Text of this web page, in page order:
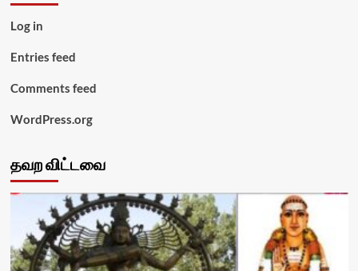
Log in
Entries feed
Comments feed
WordPress.org
தவற விட்டவை